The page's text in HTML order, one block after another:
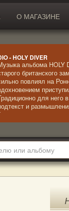
О МАГАЗИНЕ
- HOLY DIVER
альбома HOLY
британского
повлиял на
для него
и
гитары и